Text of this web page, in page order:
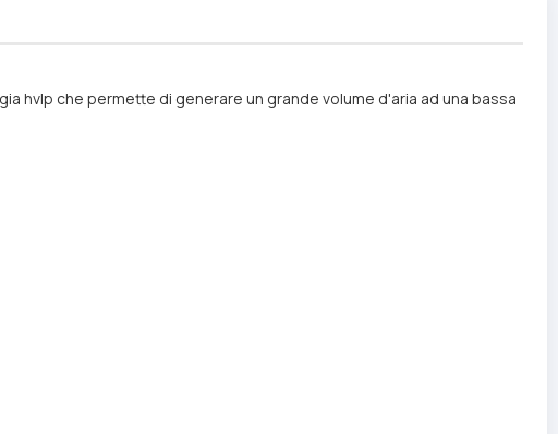
hvlp che permette di generare un grande volume d'aria ad una bassa